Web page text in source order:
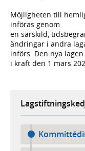
Möjligheten till
införas genom
en särskild,
ändringar i andra
införs. Den nya
i kraft den 1 mars